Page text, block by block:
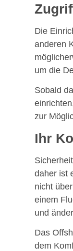
Die
anderen
um die
Sobald
zur
Ihr
daher ist
nicht
einem
und
Das
dem